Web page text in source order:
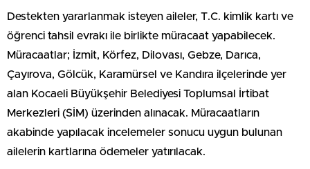
Destekten yararlanmak isteyen aileler, T.C. kimlik kartı ve
öğrenci tahsil evrakı ile birlikte müracaat yapabilecek.
Müracaatlar; İzmit, Körfez, Dilovası, Gebze, Darıca,
Çayırova, Gölcük, Karamürsel ve Kandıra ilçelerinde yer
alan Kocaeli Büyükşehir Belediyesi Toplumsal İrtibat
Merkezleri (SİM) üzerinden alınacak. Müracaatların
akabinde yapılacak incelemeler sonucu uygun bulunan
ailelerin kartlarına ödemeler yatırılacak.